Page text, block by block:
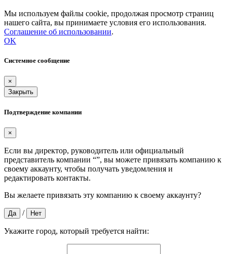
Мы используем файлы cookie, продолжая просмотр страниц
нашего сайта, вы принимаете условия его использования.
Соглашение об использовании.
OK
Системное сообщение
×
Закрыть
Подтверждение компании
×
Если вы директор, руководитель или официальный
представитель компании “”, вы можете привязать компанию к
своему аккаунту, чтобы получать уведомления и
редактировать контакты.
Вы желаете привязать эту компанию к своему аккаунту?
Да / Нет
Укажите город, который требуется найти: